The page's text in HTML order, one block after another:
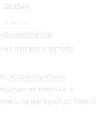
Огляди
сайтом
платного доступу
"Кодексом етики
Комісією з
на матеріал до Комісії